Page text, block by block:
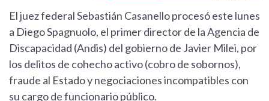
El juez federal Sebastián Casanello procesó este lunes
a Diego Spagnuolo, el primer director de la Agencia de
Discapacidad (Andis) del gobierno de Javier Milei, por
los delitos de cohecho activo (cobro de sobornos),
fraude al Estado y negociaciones incompatibles con
su cargo de funcionario público.